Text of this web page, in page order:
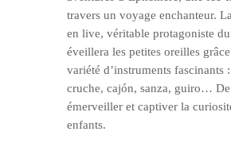
travers un voyage enchanteur.
en live, véritable protagoniste
éveillera les petites oreilles
variété d’instruments fascinants
cruche, cajón, sanza, guiro…
émerveiller et captiver la
enfants.